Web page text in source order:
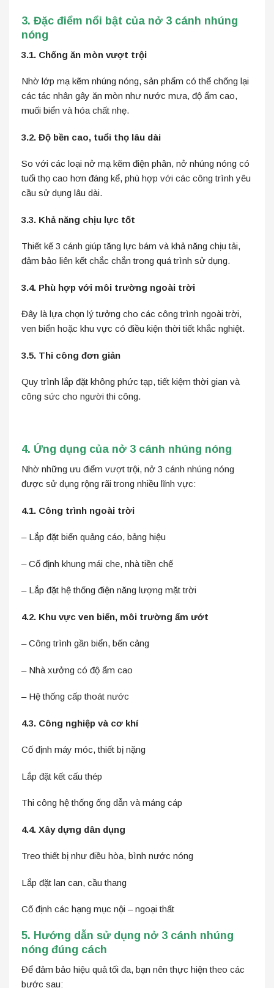
3. Đặc điểm nổi bật của nở 3 cánh nhúng
nóng
3.1. Chống ăn mòn vượt trội
Nhờ lớp mạ kẽm nhúng nóng, sản phẩm có thể chống lại
các tác nhân gây ăn mòn như nước mưa, độ ẩm cao,
muối biển và hóa chất nhẹ.
3.2. Độ bền cao, tuổi thọ lâu dài
So với các loại nở mạ kẽm điện phân, nở nhúng nóng có
tuổi thọ cao hơn đáng kể, phù hợp với các công trình yêu
cầu sử dụng lâu dài.
3.3. Khả năng chịu lực tốt
Thiết kế 3 cánh giúp tăng lực bám và khả năng chịu tải,
đảm bảo liên kết chắc chắn trong quá trình sử dụng.
3.4. Phù hợp với môi trường ngoài trời
Đây là lựa chọn lý tưởng cho các công trình ngoài trời,
ven biển hoặc khu vực có điều kiện thời tiết khắc nghiệt.
3.5. Thi công đơn giản
Quy trình lắp đặt không phức tạp, tiết kiệm thời gian và
công sức cho người thi công.
4. Ứng dụng của nở 3 cánh nhúng nóng
Nhờ những ưu điểm vượt trội, nở 3 cánh nhúng nóng
được sử dụng rộng rãi trong nhiều lĩnh vực:
4.1. Công trình ngoài trời
– Lắp đặt biển quảng cáo, bảng hiệu
– Cố định khung mái che, nhà tiền chế
– Lắp đặt hệ thống điện năng lượng mặt trời
4.2. Khu vực ven biển, môi trường ẩm ướt
– Công trình gần biển, bến cảng
– Nhà xưởng có độ ẩm cao
– Hệ thống cấp thoát nước
4.3. Công nghiệp và cơ khí
Cố định máy móc, thiết bị nặng
Lắp đặt kết cấu thép
Thi công hệ thống ống dẫn và máng cáp
4.4. Xây dựng dân dụng
Treo thiết bị như điều hòa, bình nước nóng
Lắp đặt lan can, cầu thang
Cố định các hạng mục nội – ngoại thất
5. Hướng dẫn sử dụng nở 3 cánh nhúng
nóng đúng cách
Để đảm bảo hiệu quả tối đa, bạn nên thực hiện theo các
bước sau: